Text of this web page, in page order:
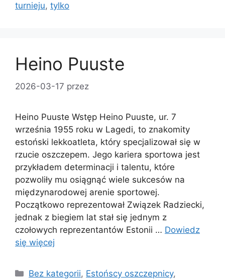
turnieju, tylko
Heino Puuste
2026-03-17 przez
Heino Puuste Wstęp Heino Puuste, ur. 7
września 1955 roku w Lagedi, to znakomity
estoński lekkoatleta, który specjalizował się w
rzucie oszczepem. Jego kariera sportowa jest
przykładem determinacji i talentu, które
pozwoliły mu osiągnąć wiele sukcesów na
międzynarodowej arenie sportowej.
Początkowo reprezentował Związek Radziecki,
jednak z biegiem lat stał się jednym z
czołowych reprezentantów Estonii … Dowiedz
się więcej
Kategorie
Bez kategorii, Estońscy oszczepnicy,